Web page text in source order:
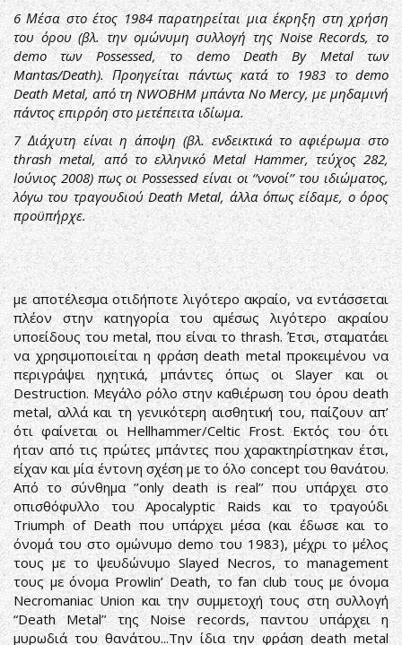
6Μέσα στο έτος 1984 παρατηρείται μια έκρηξη στη χρήση
του όρου (βλ. την ομώνυμη συλλογή της Noise Records, το
demo των Possessed, το demo Death By Metal των
Mantas/Death). Προηγείται πάντως κατά το 1983 το demo
Death Metal, από τη NWOBHM μπάντα No Mercy, με μηδαμινή
πάντος επιρρόη στο μετέπειτα ιδίωμα.
7Διάχυτη είναι η άποψη (βλ. ενδεικτικά το αφιέρωμα στο
thrash metal, από το ελληνικό Metal Hammer, τεύχος 282,
Ιούνιος 2008) πως οι Possessed είναι οι ‘’νονοί’’ του ιδιώματος,
λόγω του τραγουδιού Death Metal, άλλα όπως είδαμε, ο όρος
προϋπήρχε.
με αποτέλεσμα οτιδήποτε λιγότερο ακραίο, να εντάσσεται
πλέον στην κατηγορία του αμέσως λιγότερο ακραίου
υποείδους του metal, που είναι το thrash. Έτσι, σταματάει
να χρησιμοποιείται η φράση death metal προκειμένου να
περιγράψει ηχητικά, μπάντες όπως οι Slayer και οι
Destruction. Μεγάλο ρόλο στην καθιέρωση του όρου death
metal, αλλά και τη γενικότερη αισθητική του, παίζουν απ’
ότι φαίνεται οι Hellhammer/Celtic Frost. Εκτός του ότι
ήταν από τις πρώτες μπάντες που χαρακτηρίστηκαν έτσι,
είχαν και μία έντονη σχέση με το όλο concept του θανάτου.
Από το σύνθημα ‘’only death is real’’ που υπάρχει στο
οπισθόφυλλο του Apocalyptic Raids και το τραγούδι
Triumph of Death που υπάρχει μέσα (και έδωσε και το
όνομά του στο ομώνυμο demo του 1983), μέχρι το μέλος
τους με το ψευδώνυμο Slayed Necros, το management
τους με όνομα Prowlin’ Death, το fan club τους με όνομα
Necromaniac Union και την συμμετοχή τους στη συλλογή
“Death Metal’’ της Noise records, παντου υπάρχει η
μυρωδιά του θανάτου...Την ίδια την φράση death metal